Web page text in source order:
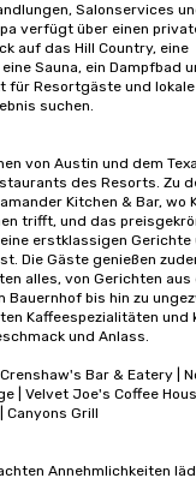
Salonservices
verfügt über einen
auf das Hill Country, eine
Sauna, ein Dampfbad
für Resortgäste und lokale
suchen.
von Austin und dem
des Resorts. Zu
Kitchen & Bar, wo
trifft, und das
erstklassigen
Die Gäste genießen
alles, von Gerichten aus
Bauernhof bis hin zu
Kaffeespezialitäten
und Anlass.
Bar & Eatery |
| Velvet Joe's Coffee
Canyons Grill
Annehmlichkeiten